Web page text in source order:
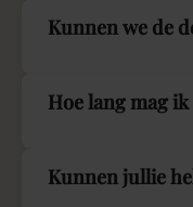
Kunnen we de
Hoe lang mag
Kunnen jullie